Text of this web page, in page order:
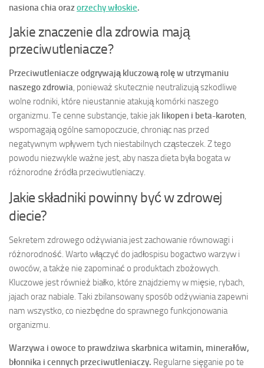
nasiona chia orazorzechy włoskie.
Jakie znaczenie dla zdrowia mają
przeciwutleniacze?
Przeciwutleniacze odgrywają kluczową rolę w utrzymaniu
naszego zdrowia, ponieważ skutecznie neutralizują szkodliwe
wolne rodniki, które nieustannie atakują komórki naszego
organizmu. Te cenne substancje, takie jak likopen i beta-karoten,
wspomagają ogólne samopoczucie, chroniąc nas przed
negatywnym wpływem tych niestabilnych cząsteczek. Z tego
powodu niezwykle ważne jest, aby nasza dieta była bogata w
różnorodne źródła przeciwutleniaczy.
Jakie składniki powinny być w zdrowej
diecie?
Sekretem zdrowego odżywiania jest zachowanie równowagi i
różnorodność. Warto włączyć do jadłospisu bogactwo warzyw i
owoców, a także nie zapominać o produktach zbożowych.
Kluczowe jest również białko, które znajdziemy w mięsie, rybach,
jajach oraz nabiale. Taki zbilansowany sposób odżywiania zapewni
nam wszystko, co niezbędne do sprawnego funkcjonowania
organizmu.
Warzywa i owoce to prawdziwa skarbnica witamin, minerałów,
błonnika i cennych przeciwutleniaczy. Regularne sięganie po te